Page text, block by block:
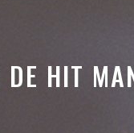
DE HIT